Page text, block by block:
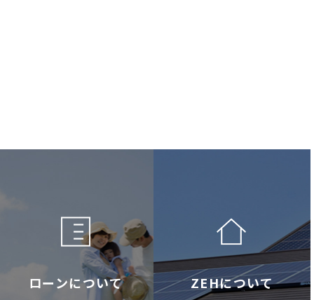
ローンについて ZEHについて